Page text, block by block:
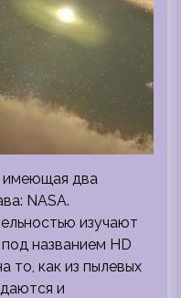
имеющая два
NASA.
изучают
названием HD
то, как из пылевых
и